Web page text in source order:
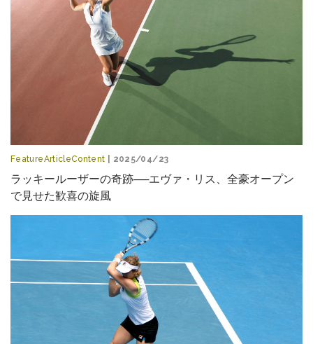
FeatureArticleContent | 2025/04/23
ラッキールーザーの奇跡──エヴァ・リス、全豪オープン
で見せた歓喜の旋風